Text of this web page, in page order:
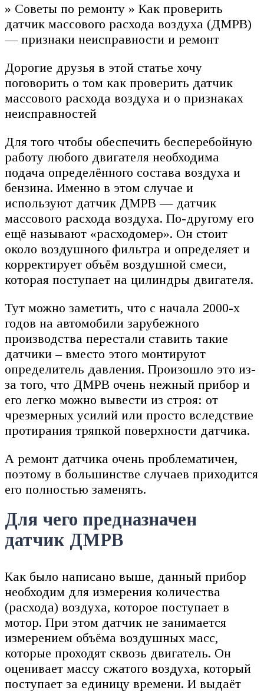
» Советы по ремонту » Как проверить
датчик массового расхода воздуха (ДМРВ)
— признаки неисправности и ремонт
Дорогие друзья в этой статье хочу
поговорить о том как проверить датчик
массового расхода воздуха и о признаках
неисправностей
Для того чтобы обеспечить бесперебойную
работу любого двигателя необходима
подача определённого состава воздуха и
бензина. Именно в этом случае и
используют датчик ДМРВ — датчик
массового расхода воздуха. По-другому его
ещё называют «расходомер». Он стоит
около воздушного фильтра и определяет и
корректирует объём воздушной смеси,
которая поступает на цилиндры двигателя.
Тут можно заметить, что с начала 2000-х
годов на автомобили зарубежного
производства перестали ставить такие
датчики – вместо этого монтируют
определитель давления. Произошло это из-
за того, что ДМРВ очень нежный прибор и
его легко можно вывести из строя: от
чрезмерных усилий или просто вследствие
протирания тряпкой поверхности датчика.
А ремонт датчика очень проблематичен,
поэтому в большинстве случаев приходится
его полностью заменять.
Для чего предназначен
датчик ДМРВ
Как было написано выше, данный прибор
необходим для измерения количества
(расхода) воздуха, которое поступает в
мотор. При этом датчик не занимается
измерением объёма воздушных масс,
которые проходят сквозь двигатель. Он
оценивает массу сжатого воздуха, который
поступает за единицу времени. И выдаёт